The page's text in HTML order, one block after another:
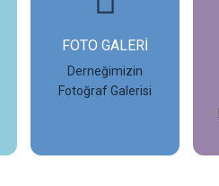
FOTO GALERİ
Derneğimizin
Fotoğraf Galerisi